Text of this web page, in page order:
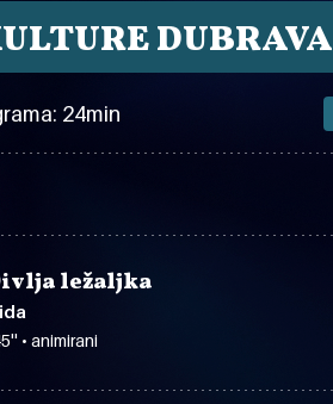
DUBRAVA
24min
ležaljka
• animirani